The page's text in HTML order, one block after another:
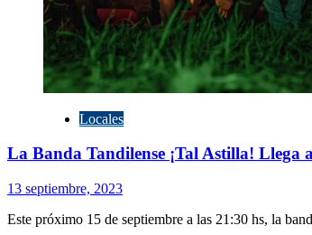
Jazz
Locales
La Banda Tandilense ¡Tal Astilla! Llega
13 septiembre, 2023
Este próximo 15 de septiembre a las 21:30 hs, la